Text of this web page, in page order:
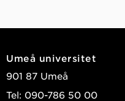
Umeå universitet
901 87 Umeå
Tel: 090-786 50 00